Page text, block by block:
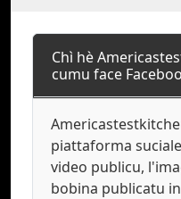
Chì hè
cumu face
piattaforma
video publicu,
bobina publicatu